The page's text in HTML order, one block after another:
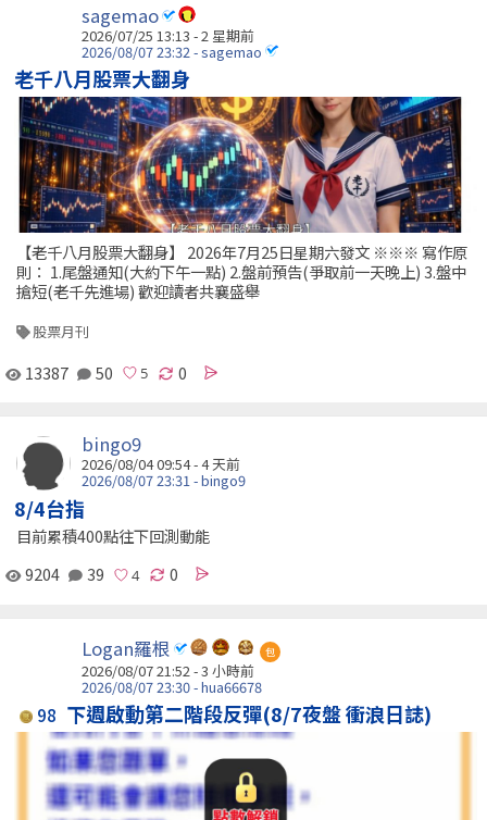
sagemao
2026/07/25 13:13 - 2 星期前
2026/08/07 23:32 - sagemao
老千八月股票大翻身
【老千八月股票大翻身】 2026年7月25日星期六發文 ※※※ 寫作原
則： 1.尾盤通知(大約下午一點) 2.盤前預告(爭取前一天晚上) 3.盤中
搶短(老千先進場) 歡迎讀者共襄盛舉
股票月刊
13387 50 0
bingo9
2026/08/04 09:54 - 4 天前
2026/08/07 23:31 - bingo9
8/4台指
目前累積400點往下回測動能
9204
39 0
Logan羅根 包
2026/08/07 21:52 -3 小時前
2026/08/07 23:30 - hua66678
98 下週啟動第二階段反彈(8/7夜盤 衝浪日誌)